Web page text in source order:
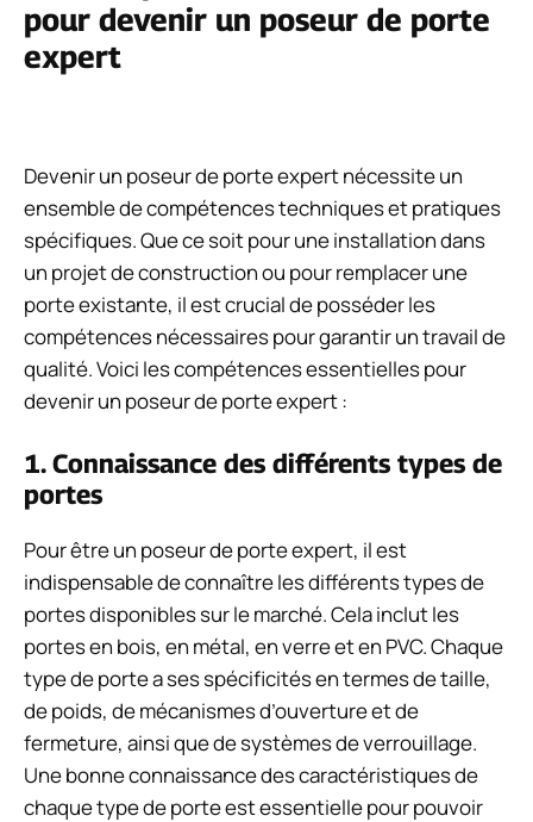
pour devenir un poseur de porte
expert
Devenir un poseur de porte expert nécessite un
ensemble de compétences techniques et pratiques
spécifiques. Que ce soit pour une installation dans
un projet de construction ou pour remplacer une
porte existante, il est crucial de posséder les
compétences nécessaires pour garantir un travail de
qualité. Voici les compétences essentielles pour
devenir un poseur de porte expert :
1. Connaissance des différents types de
portes
Pour être un poseur de porte expert, il est
indispensable de connaître les différents types de
portes disponibles sur le marché. Cela inclut les
portes en bois, en métal, en verre et en PVC. Chaque
type de porte a ses spécificités en termes de taille,
de poids, de mécanismes d’ouverture et de
fermeture, ainsi que de systèmes de verrouillage.
Une bonne connaissance des caractéristiques de
chaque type de porte est essentielle pour pouvoir